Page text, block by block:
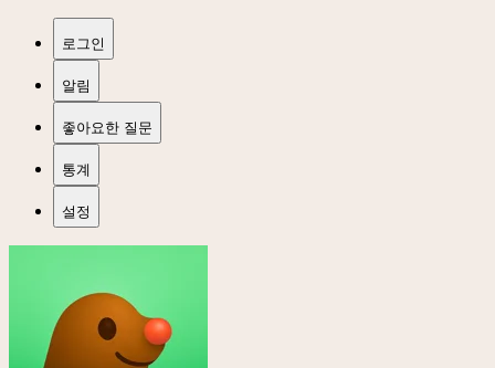
로그인
알림
좋아요한 질문
통계
설정